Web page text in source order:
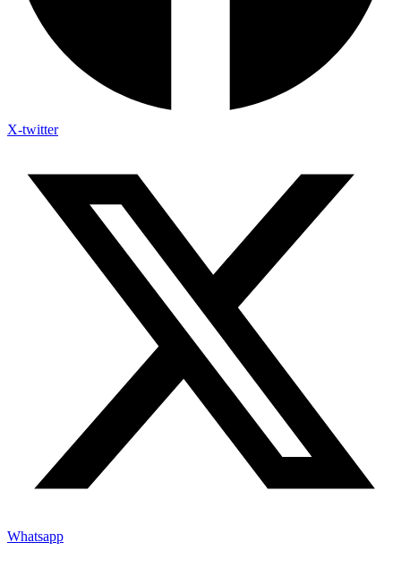
X-twitter
Whatsapp